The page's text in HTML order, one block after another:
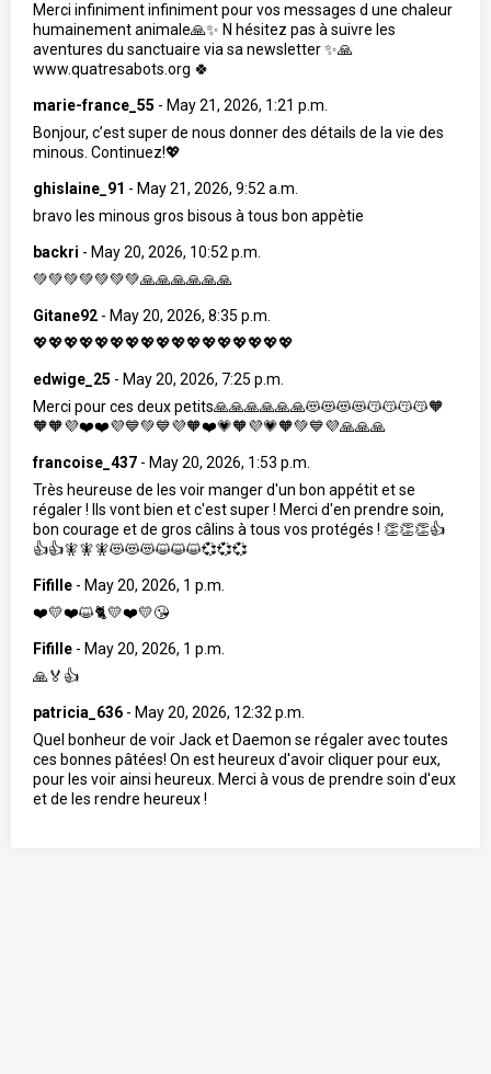
Merci infiniment infiniment pour vos messages d une chaleur
humainement animale🙏✨️ N hésitez pas à suivre les
aventures du sanctuaire via sa newsletter ✨️🙏
www.quatresabots.org 🍀
marie-france_55 - May 21, 2026, 1:21 p.m.
Bonjour, c’est super de nous donner des détails de la vie des
minous. Continuez!💖
ghislaine_91 - May 21, 2026, 9:52 a.m.
bravo les minous gros bisous à tous bon appètie
backri - May 20, 2026, 10:52 p.m.
💚💚💚💚💚💚💚🙏🙏🙏🙏🙏🙏
Gitane92 - May 20, 2026, 8:35 p.m.
💖💖💖💖💖💖💖💖💖💖💖💖💖💖💖💖💖
edwige_25 - May 20, 2026, 7:25 p.m.
Merci pour ces deux petits🙏🙏🙏🙏🙏🙏😻😻😻😻😽😽😽😽🧡
🧡🧡💜❤️❤️💜💙💚💙💜🧡❤️💗🧡💜💗🧡💚💙💜🙏🙏🙏
francoise_437 - May 20, 2026, 1:53 p.m.
Très heureuse de les voir manger d'un bon appétit et se
régaler ! Ils vont bien et c'est super ! Merci d'en prendre soin,
bon courage et de gros câlins à tous vos protégés ! 👏👏👏👍
👍👍🧚🧚🧚😻😻😻😺😺😺💞💞💞
Fifille - May 20, 2026, 1 p.m.
❤️💛❤️😺🐈💛❤️💛😘
Fifille - May 20, 2026, 1 p.m.
🙏🏅👍
patricia_636 - May 20, 2026, 12:32 p.m.
Quel bonheur de voir Jack et Daemon se régaler avec toutes
ces bonnes pâtées! On est heureux d'avoir cliquer pour eux,
pour les voir ainsi heureux. Merci à vous de prendre soin d'eux
et de les rendre heureux !